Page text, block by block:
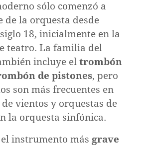
sólo comenzó a
de la orquesta desde
18, inicialmente en la
teatro. La familia del
incluye el trombón
de pistones, pero
son más frecuentes en
vientos y orquestas de
la orquesta sinfónica.
el instrumento más grave